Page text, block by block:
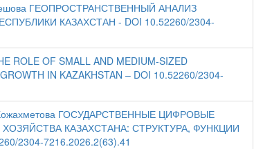
ГЕОПРОСТРАНСТВЕННЫЙ АНАЛИЗ
КАЗАХСТАН - DOI 10.52260/2304-
ROLE OF SMALL AND MEDIUM-SIZED
IN KAZAKHSTAN – DOI 10.52260/2304-
ГОСУДАРСТВЕННЫЕ ЦИФРОВЫЕ
КАЗАХСТАНА: СТРУКТУРА, ФУНКЦИИ
2304-7216.2026.2(63).41